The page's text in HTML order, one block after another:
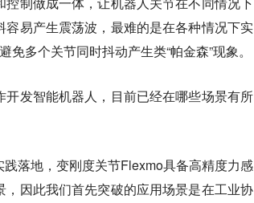
易产生震荡波，最难的是在各种情况下实
多个关节同时抖动产生类“帕金森”现象。
发智能机器人，目前已经在哪些场景有所
落地，变刚度关节Flexmo具备高精度力感
因此我们首先突破的应用场景是在工业协